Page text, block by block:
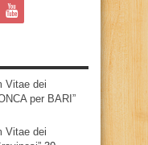
Vitae dei
per BARI”
Vitae dei